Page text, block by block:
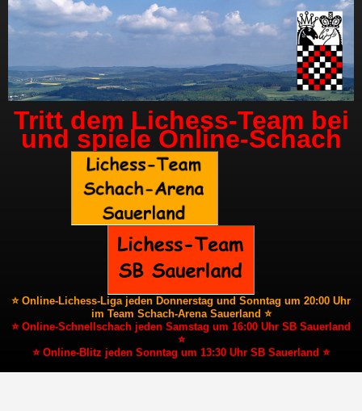
Tritt dem Lichess-Team bei
und spiele Online-Schach
⭐ Online-Lichess-Liga jeden Donnerstag und Sonntag um 20:00 Uhr
im Team Schach-Arena Sauerland ⭐
⭐ Online-Schnellschach jeden Samstag um 16:00 Uhr SB Sauerland
⭐
⭐ Online-Blitz jeden Sonntag um 13:30 Uhr SB Sauerland ⭐